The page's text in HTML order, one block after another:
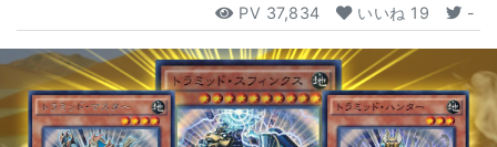
PV 37,834 いいね 19 -